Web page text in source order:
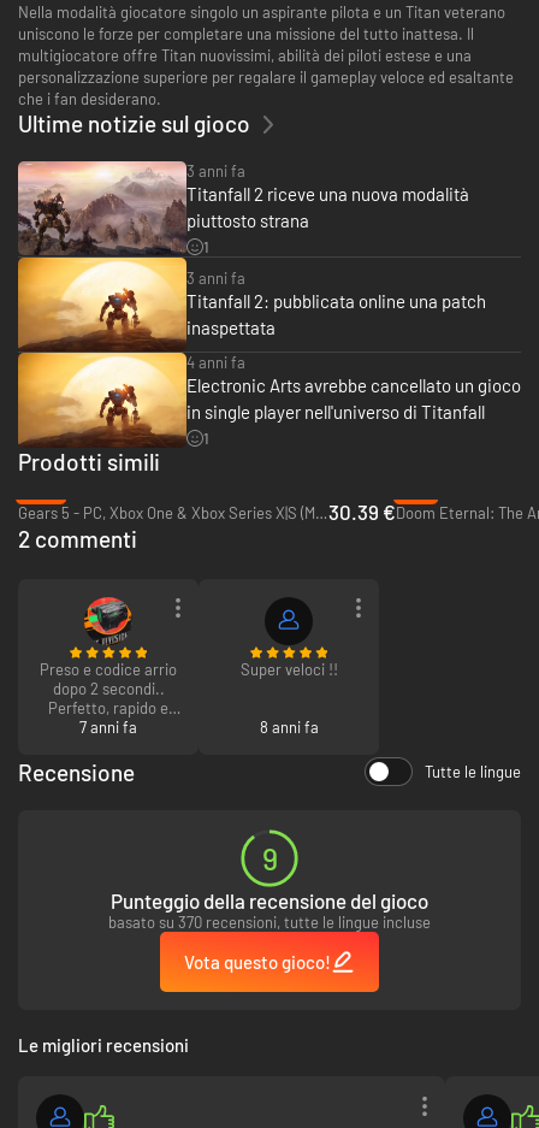
Nella modalità giocatore singolo un aspirante pilota e un Titan veterano
uniscono le forze per completare una missione del tutto inattesa. Il
multigiocatore offre Titan nuovissimi, abilità dei piloti estese e una
personalizzazione superiore per regalare il gameplay veloce ed esaltante
che i fan desiderano.
Ultime notizie sul gioco
3 anni fa
Titanfall 2 riceve una nuova modalità
piuttosto strana
1
3 anni fa
Titanfall 2: pubblicata online una patch
inaspettata
4 anni fa
Electronic Arts avrebbe cancellato un gioco
in single player nell'universo di Titanfall
1
Prodotti simili
Gears 5 - PC, Xbox One & Xbox Series X|S (Microsoft Store)30.39 €
2 commenti
Preso e codice arrio
dopo 2 secondi..
Perfetto, rapido e
funzionante.
miglior sito da cui
acquistare.
7 anni fa
Super veloci !!
8 anni fa
Recensione Tutte le lingue
9
Punteggio della recensione del gioco
basato su 370 recensioni, tutte le lingue incluse
Vota questo gioco!
Le migliori recensioni